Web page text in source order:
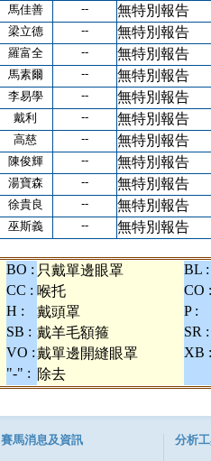
馬佳善 -- 無特別報告
梁立德 -- 無特別報告
羅富全 -- 無特別報告
馬素爾 -- 無特別報告
李易學 -- 無特別報告
戴利 -- 無特別報告
高慈 -- 無特別報告
陳俊輝 -- 無特別報告
湯寶森 -- 無特別報告
徐貴良 -- 無特別報告
巫斯義 -- 無特別報告
BO : 只戴單邊眼罩
BL :
CC : 喉托
CO :
H : 戴頭罩
P :
SB : 戴羊毛額箍
SR :
VO :戴單邊開縫眼罩
XB :
"-" : 除去
賽馬消息及資訊 分析